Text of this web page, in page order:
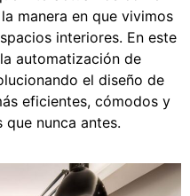
manera en que vivimos
interiores. En este
automatización de
el diseño de
eficientes, cómodos y
nunca antes.